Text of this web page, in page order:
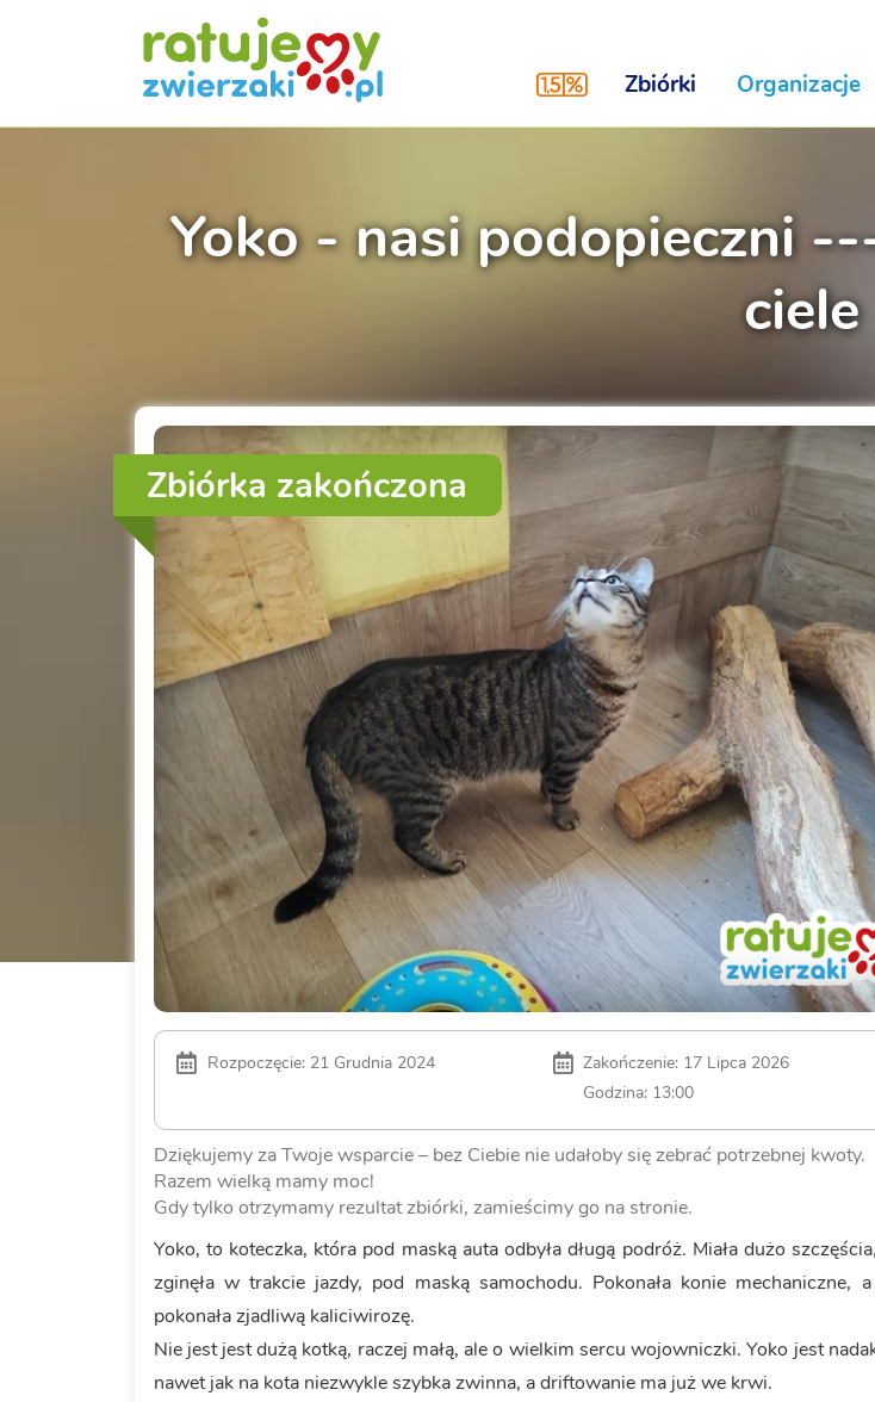
Zbiórki Organizacje
Yoko - nasi podopieczni
ciele
Zbiórka zakończona
Rozpoczęcie: 21 Grudnia 2024
Zakończenie: 17 Lipca 2026
Godzina: 13:00
Dziękujemy za Twoje wsparcie – bez Ciebie nie udałoby się zebrać potrzebnej kwoty.
Razem wielką mamy moc!
Gdy tylko otrzymamy rezultat zbiórki, zamieścimy go na stronie.
Yoko, to koteczka, która pod maską auta odbyła długą podróż. Miała dużo
zginęła w trakcie jazdy, pod maską samochodu. Pokonała konie mechaniczne,
pokonała zjadliwą kaliciwirozę.
Nie jest jest dużą kotką, raczej małą, ale o wielkim sercu wojowniczki. Yoko jest
nawet jak na kota niezwykle szybka zwinna, a driftowanie ma już we krwi.